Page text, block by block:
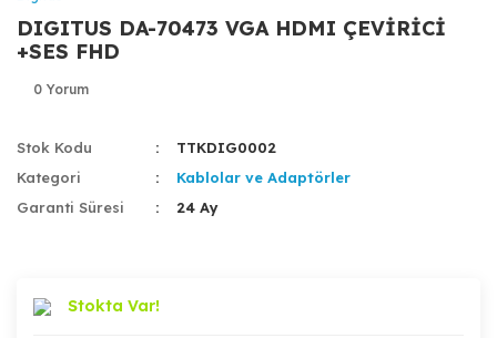
DIGITUS DA-70473 VGA HDMI ÇEVİRİCİ
+SES FHD
0 Yorum
Stok Kodu
TTKDIG0002
Kategori
Kablolar ve Adaptörler
Garanti Süresi
24 Ay
Stokta Var!